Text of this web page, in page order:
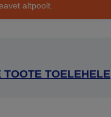
altpoolt.
TOOTE TOELEHELE